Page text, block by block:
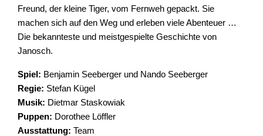
Freund, der kleine Tiger, vom Fernweh gepackt. Sie
machen sich auf den Weg und erleben viele Abenteuer …
Die bekannteste und meistgespielte Geschichte von
Janosch.
Spiel: Benjamin Seeberger und Nando Seeberger
Regie: Stefan Kügel
Musik: Dietmar Staskowiak
Puppen: Dorothee Löffler
Ausstattung: Team